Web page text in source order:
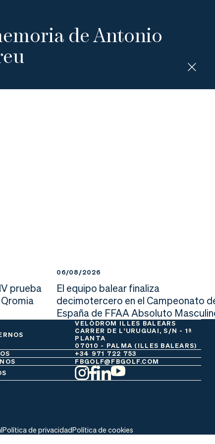
de Antonio
prueba
06/08/2026
El equipo balear finaliza
decimotercero en el Campeonato
España de FFAA Absoluto
VELÒDROM ILLES BALEARS
CARRER DE L'URUGUAI, S/N - 1ª
PLANTA
07010 - PALMA (ILLES BALEARS)
+34 971 722 753
FBGOLF@FBGOLF.COM
Política de privacidadPolítica de cookies